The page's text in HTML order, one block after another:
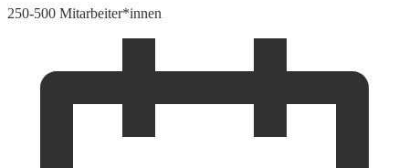
250-500 Mitarbeiter*innen